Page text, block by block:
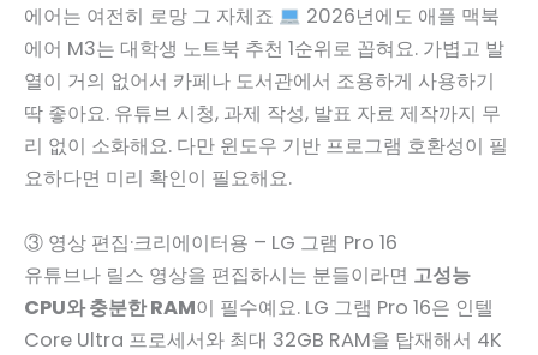
에어는 여전히 로망 그 자체죠
2026년에도 애플 맥북
에어 M3는 대학생 노트북 추천 1순위로 꼽혀요. 가볍고 발
열이 거의 없어서 카페나 도서관에서 조용하게 사용하기
딱 좋아요. 유튜브 시청, 과제 작성, 발표 자료 제작까지 무
리 없이 소화해요. 다만 윈도우 기반 프로그램 호환성이 필
요하다면 미리 확인이 필요해요.
③ 영상 편집·크리에이터용 – LG 그램 Pro 16
유튜브나 릴스 영상을 편집하시는 분들이라면 고성능
CPU와 충분한 RAM이 필수예요. LG 그램 Pro 16은 인텔
Core Ultra 프로세서와 최대 32GB RAM을 탑재해서 4K